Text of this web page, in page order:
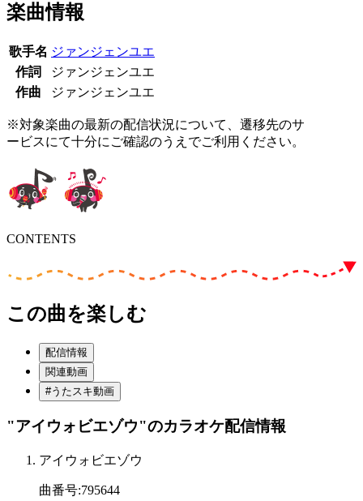
楽曲情報
歌手名 ジァンジェンユエ
作詞
ジァンジェンユエ
作曲
ジァンジェンユエ
※対象楽曲の最新の配信状況について、遷移先のサ
ービスにて十分にご確認のうえでご利用ください。
CONTENTS
この曲を楽しむ
配信情報
関連動画
#うたスキ動画
"アイウォビエゾウ"のカラオケ配信情報
アイウォビエゾウ
曲番号:795644